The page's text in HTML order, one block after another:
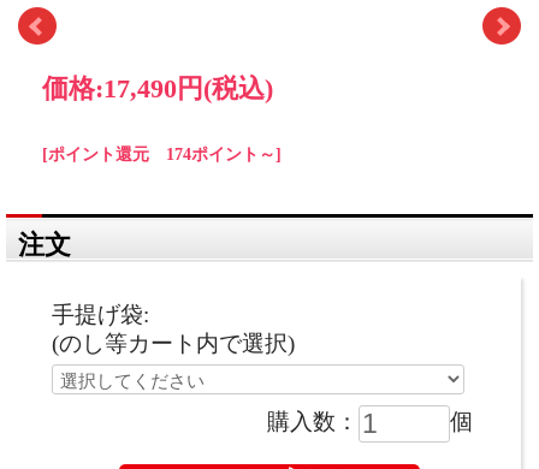
価格:17,490円 (税込)
[ポイント還元 174ポイント～]
注文
手提げ袋:
(のし等カート内で選択)
購入数： 個